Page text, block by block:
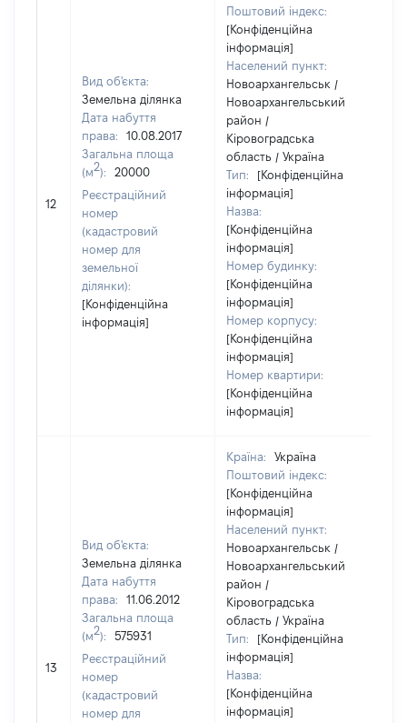
12
Вид об'єкта:
Земельна ділянка
Дата набуття
права:
10.08.2017
Загальна площа
(м2):
20000
Реєстраційний
номер
(кадастровий
номер для
земельної
ділянки):
[Конфіденційна
інформація]
Поштовий індекс:
[Конфіденційна
інформація]
Населений пункт:
Новоархангельськ /
Новоархангельський
район /
Кіровоградська
область / Україна
Тип:
[Конфіденційна
інформація]
Назва:
[Конфіденційна
інформація]
Номер будинку:
[Конфіденційна
інформація]
Номер корпусу:
[Конфіденційна
інформація]
Номер квартири:
[Конфіденційна
інформація]
13
Вид об'єкта:
Земельна ділянка
Дата набуття
права:
11.06.2012
Загальна площа
(м2):
575931
Реєстраційний
номер
(кадастровий
номер для
Країна:
Україна
Поштовий індекс:
[Конфіденційна
інформація]
Населений пункт:
Новоархангельськ /
Новоархангельський
район /
Кіровоградська
область / Україна
Тип:
[Конфіденційна
інформація]
Назва:
[Конфіденційна
інформація]